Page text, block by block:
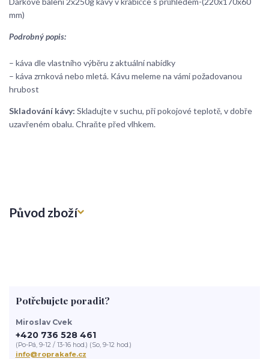
mm)
Podrobný popis:
– káva dle vlastního výběru z aktuální nabídky
– káva zrnková nebo mletá. Kávu meleme na vámi požadovanou
hrubost
Skladování kávy: Skladujte v suchu, při pokojové teplotě, v dobře
uzavřeném obalu. Chraňte před vlhkem.
Původ zboží
Potřebujete poradit?
Miroslav Cvek
+420 736 528 461
(Po-Pá, 9-12 / 13-16 hod.) (So, 9-12 hod.)
info@roprakafe.cz